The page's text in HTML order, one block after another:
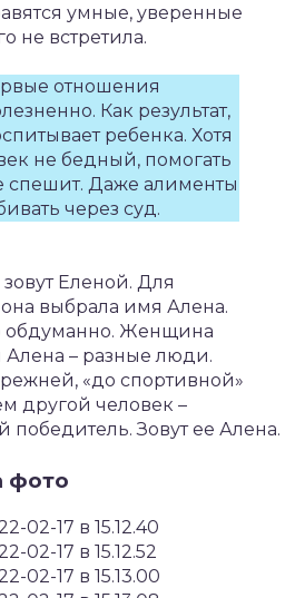
умные, уверенные
не встретила.
отношения
Как результат,
ребенка. Хотя
не бедный, помогать
спешит. Даже алименты
через суд.
Еленой. Для
выбрала имя Алена.
обдуманно. Женщина
Алена – разные люди.
«до спортивной»
другой человек –
Зовут ее Алена.
фото